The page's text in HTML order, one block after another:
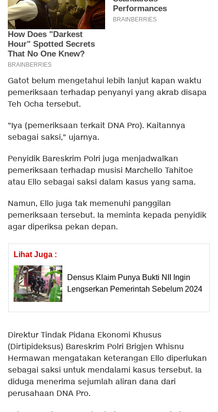
Gatot belum mengetahui lebih lanjut kapan waktu
pemeriksaan terhadap penyanyi yang akrab disapa
Teh Ocha tersebut.
"Iya (pemeriksaan terkait DNA Pro). Kaitannya
sebagai saksi," ujarnya.
Penyidik Bareskrim Polri juga menjadwalkan
pemeriksaan terhadap musisi Marchello Tahitoe
atau Ello sebagai saksi dalam kasus yang sama.
Namun, Ello juga tak memenuhi panggilan
pemeriksaan tersebut. Ia meminta kepada penyidik
agar diperiksa pekan depan.
Lihat Juga :
Densus Klaim Punya Bukti NII Ingin
Lengserkan Pemerintah Sebelum 2024
Direktur Tindak Pidana Ekonomi Khusus
(Dirtipideksus) Bareskrim Polri Brigjen Whisnu
Hermawan mengatakan keterangan Ello diperlukan
sebagai saksi untuk mendalami kasus tersebut. Ia
diduga menerima sejumlah aliran dana dari
perusahaan DNA Pro.